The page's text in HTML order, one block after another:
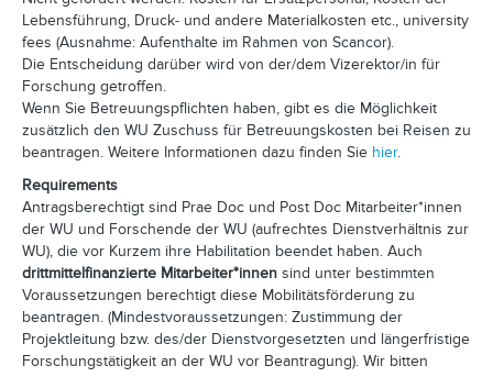
Lebensführung, Druck- und andere Materialkosten etc., university
fees (Ausnahme: Aufenthalte im Rahmen von Scancor).
Die Entscheidung darüber wird von der/dem Vizerektor/in für
Forschung getroffen.
Wenn Sie Betreuungspflichten haben, gibt es die Möglichkeit
zusätzlich den WU Zuschuss für Betreuungskosten bei Reisen zu
beantragen. Weitere Informationen dazu finden Sie hier.
Requirements
Antragsberechtigt sind Prae Doc und Post Doc Mitarbeiter*innen
der WU und Forschende der WU (aufrechtes Dienstverhältnis zur
WU), die vor Kurzem ihre Habilitation beendet haben. Auch
drittmittelfinanzierte Mitarbeiter*innen sind unter bestimmten
Voraussetzungen berechtigt diese Mobilitätsförderung zu
beantragen. (Mindestvoraussetzungen: Zustimmung der
Projektleitung bzw. des/der Dienstvorgesetzten und längerfristige
Forschungstätigkeit an der WU vor Beantragung). Wir bitten